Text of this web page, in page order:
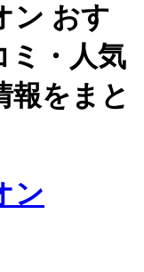
ン おす
ミ・人気
報をまと
ン